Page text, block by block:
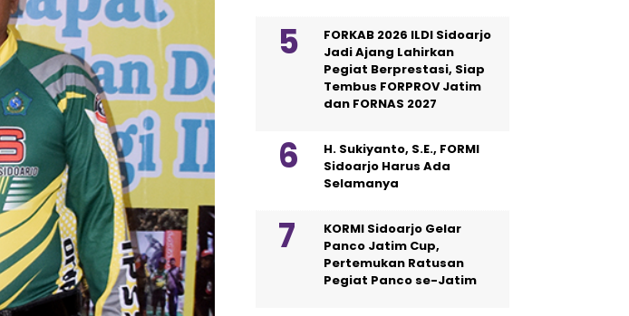
FORKAB 2026 ILDI Sidoarjo
Jadi Ajang Lahirkan
Pegiat Berprestasi, Siap
Tembus FORPROV Jatim
dan FORNAS 2027
H. Sukiyanto, S.E., FORMI
Sidoarjo Harus Ada
Selamanya
KORMI Sidoarjo Gelar
Panco Jatim Cup,
Pertemukan Ratusan
Pegiat Panco se-Jatim